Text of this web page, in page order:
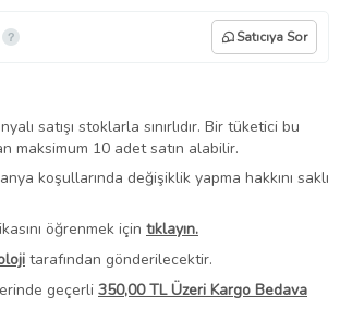
Satıcıya Sor
satışı stoklarla sınırlıdır. Bir tüketici bu
maksimum 10 adet satın alabilir.
koşullarında değişiklik yapma hakkını saklı
öğrenmek için tıklayın.
tarafından gönderilecektir.
geçerli 350,00 TL Üzeri Kargo Bedava